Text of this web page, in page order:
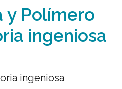
y Polímero
ingeniosa
ingeniosa